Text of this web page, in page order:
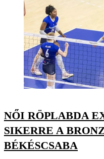
NŐI RÖPLABDA
SIKERRE A
BÉKÉSCSABA